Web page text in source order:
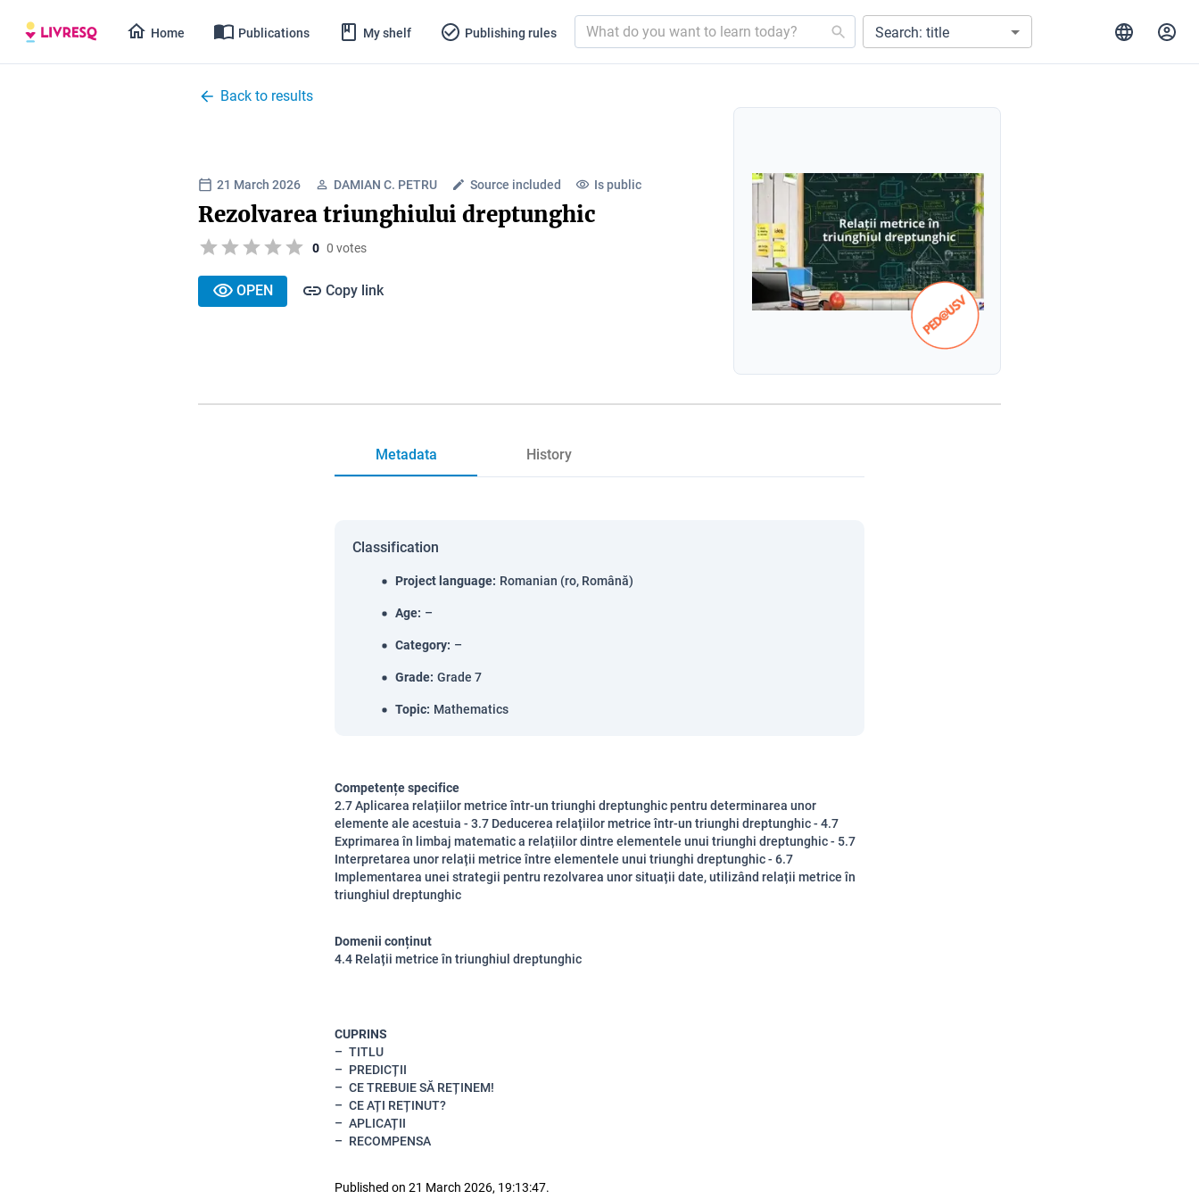
Home Publications My shelf Publishing rules Search: title
Back to results
21 March 2026 DAMIAN C. PETRU Source included Is public
Rezolvarea triunghiului dreptunghic
0 0 votes
OPEN Copy link
Metadata History
Classification
Project language: Romanian (ro, Română)
Age: –
Category: –
Grade: Grade 7
Topic: Mathematics
Competențe specifice
2.7 Aplicarea relațiilor metrice într-un triunghi dreptunghic pentru determinarea unor
elemente ale acestuia - 3.7 Deducerea relațiilor metrice într-un triunghi dreptunghic - 4.7
Exprimarea în limbaj matematic a relațiilor dintre elementele unui triunghi dreptunghic - 5.7
Interpretarea unor relații metrice între elementele unui triunghi dreptunghic - 6.7
Implementarea unei strategii pentru rezolvarea unor situații date, utilizând relații metrice în
triunghiul dreptunghic
Domenii conținut
4.4 Relații metrice în triunghiul dreptunghic
CUPRINS
TITLU
PREDICȚII
CE TREBUIE SĂ REȚINEM!
CE AȚI REȚINUT?
APLICAȚII
RECOMPENSA
Published on 21 March 2026, 19:13:47.